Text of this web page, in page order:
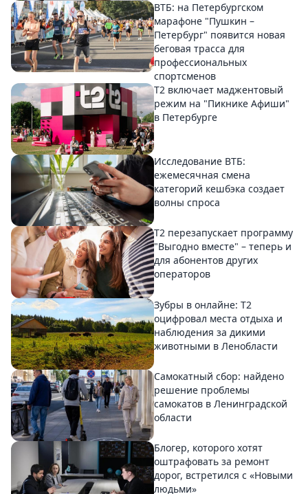
ВТБ: на Петербургском
марафоне "Пушкин –
Петербург" появится новая
беговая трасса для
профессиональных
спортсменов
Т2 включает маджентовый
режим на "Пикнике Афиши"
в Петербурге
Исследование ВТБ:
ежемесячная смена
категорий кешбэка создает
волны спроса
Т2 перезапускает программу
"Выгодно вместе" – теперь и
для абонентов других
операторов
Зубры в онлайне: Т2
оцифровал места отдыха и
наблюдения за дикими
животными в Ленобласти
Самокатный сбор: найдено
решение проблемы
самокатов в Ленинградской
области
Блогер, которого хотят
оштрафовать за ремонт
дорог, встретился с «Новыми
людьми»